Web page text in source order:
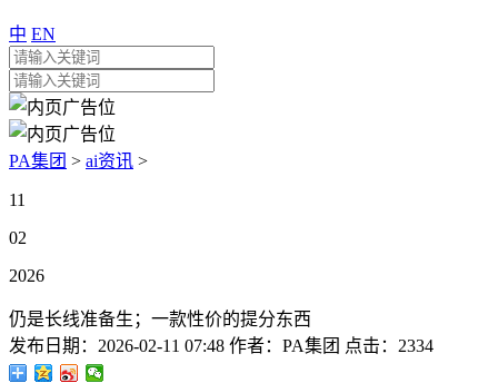
中 EN
PA集团 > ai资讯 >
11
02
2026
仍是长线准备生；一款性价的提分东西
发布日期： 2026-02-11 07:48 作者： PA集团 点击： 2334